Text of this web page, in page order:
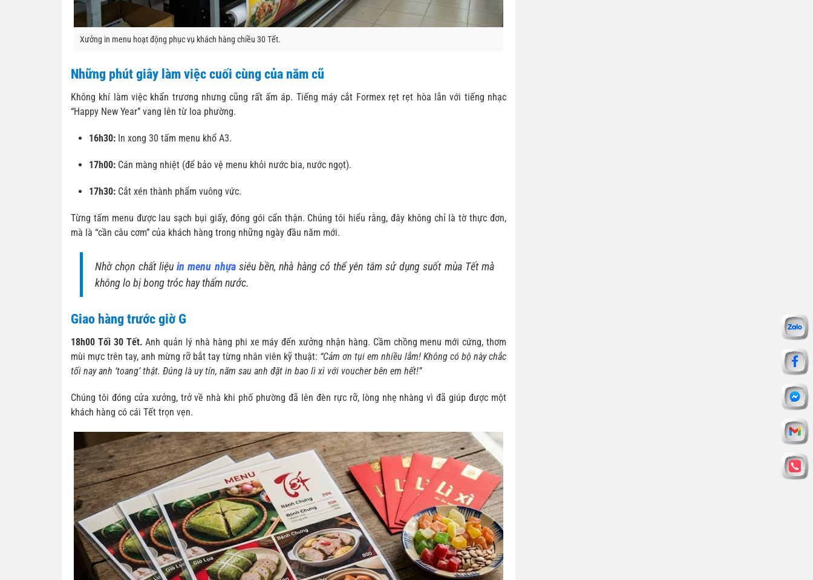
Xưởng in menu hoạt động phục vụ khách hàng chiều 30 Tết.
Những phút giây làm việc cuối cùng của năm cũ
Không khí làm việc khẩn trương nhưng cũng rất ấm áp. Tiếng máy cắt Formex rẹt rẹt hòa lẫn với tiếng nhạc
“Happy New Year” vang lên từ loa phường.
16h30: In xong 30 tấm menu khổ A3.
17h00: Cán màng nhiệt (để bảo vệ menu khỏi nước bia, nước ngọt).
17h30: Cắt xén thành phẩm vuông vức.
Từng tấm menu được lau sạch bụi giấy, đóng gói cẩn thận. Chúng tôi hiểu rằng, đây không chỉ là tờ thực đơn,
mà là “cần câu cơm” của khách hàng trong những ngày đầu năm mới.
Nhờ chọn chất liệu in menu nhựasiêu bền, nhà hàng có thể yên tâm sử dụng suốt mùa Tết mà
không lo bị bong tróc hay thấm nước.
Giao hàng trước giờ G
18h00 Tối 30 Tết. Anh quản lý nhà hàng phi xe máy đến xưởng nhận hàng. Cầm chồng menu mới cứng, thơm
mùi mực trên tay, anh mừng rỡ bắt tay từng nhân viên kỹ thuật: “Cảm ơn tụi em nhiều lắm! Không có bộ này chắc
tối nay anh ‘toang’ thật. Đúng là uy tín, năm sau anh đặt in bao lì xì với voucher bên em hết!”
Chúng tôi đóng cửa xưởng, trở về nhà khi phố phường đã lên đèn rực rỡ, lòng nhẹ nhàng vì đã giúp được một
khách hàng có cái Tết trọn vẹn.